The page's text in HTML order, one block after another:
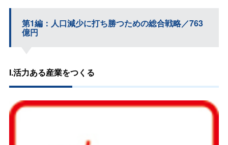
第1編：人口減少に打ち勝つための総合戦略／763
億円
I.活力ある産業をつくる